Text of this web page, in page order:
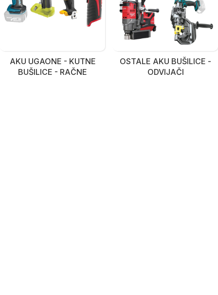
AKU UGAONE - KUTNE
BUŠILICE - RAČNE
OSTALE AKU BUŠILICE -
ODVIJAČI